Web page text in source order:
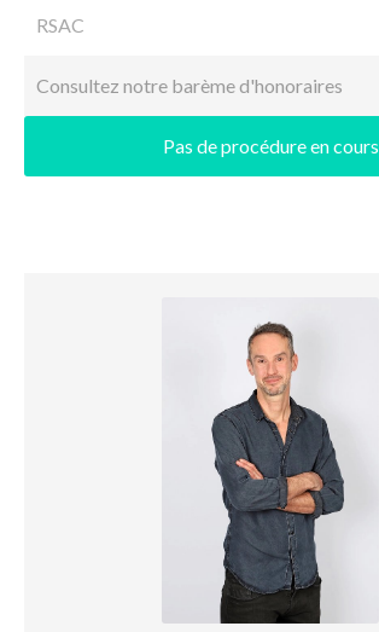
RSAC
Consultez notre barème d'honoraires
Pas de procédure en cours